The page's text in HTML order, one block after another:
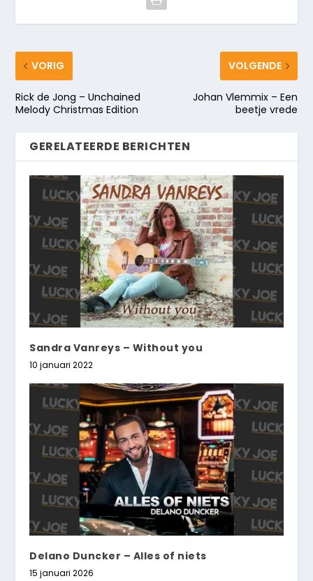
VORIG
Rick de Jong – Unchained
Melody Christmas Edition
VOLGENDE
Johan Vlemmix – Een
beetje vrede
GERELATEERDE BERICHTEN
Sandra Vanreys – Without you
10 januari 2022
Delano Duncker – Alles of niets
15 januari 2026